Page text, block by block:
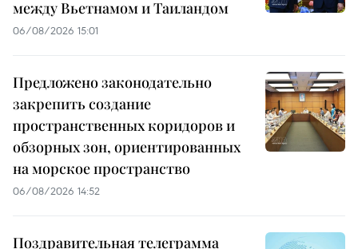
между Вьетнамом и Таиландом
06/08/2026 15:01
Предложено законодательно
закрепить создание
пространственных коридоров и
обзорных зон, ориентированных
на морское пространство
06/08/2026 14:52
Поздравительная телеграмма